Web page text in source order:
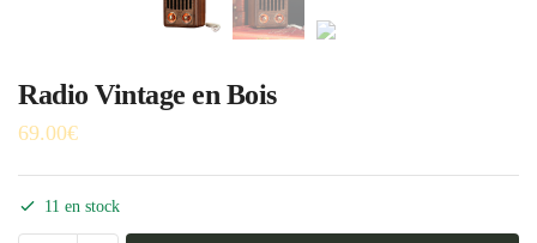
Radio Vintage en Bois
69.00€
11 en stock